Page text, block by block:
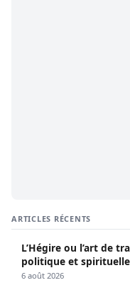
ARTICLES RÉCENTS
L’Hégire ou l’art de
politique et spirituelle
6 août 2026